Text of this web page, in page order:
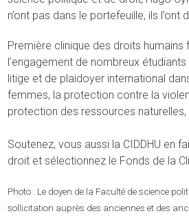
n’ont pas dans le portefeuille, ils l’ont
Première clinique des droits humains
l’engagement de nombreux
litige et de plaidoyer international
femmes, la protection contre la
protection des ressources naturelles,
Soutenez, vous aussi la CIDDHU en
droit et sélectionnez le Fonds de la
Photo : Le doyen de la Faculté de science
sollicitation auprès des anciennes et des